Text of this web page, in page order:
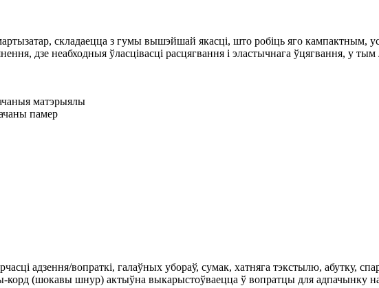
складаецца з гумы вышэйшай якасці, што робіць яго кампактным,
дзе неабходныя ўласцівасці расцягвання і эластычнага ўцягвання, у тым
матэрыялы
памер
адзення/вопраткі, галаўных убораў, сумак, хатняга тэкстылю, абутку,
(шокавы шнур) актыўна выкарыстоўваецца ў вопратцы для адпачынку